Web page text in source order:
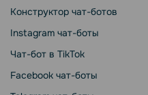
Конструктор чат-ботов
Instagram чат-боты
Чат-бот в TikTok
Facebook чат-боты